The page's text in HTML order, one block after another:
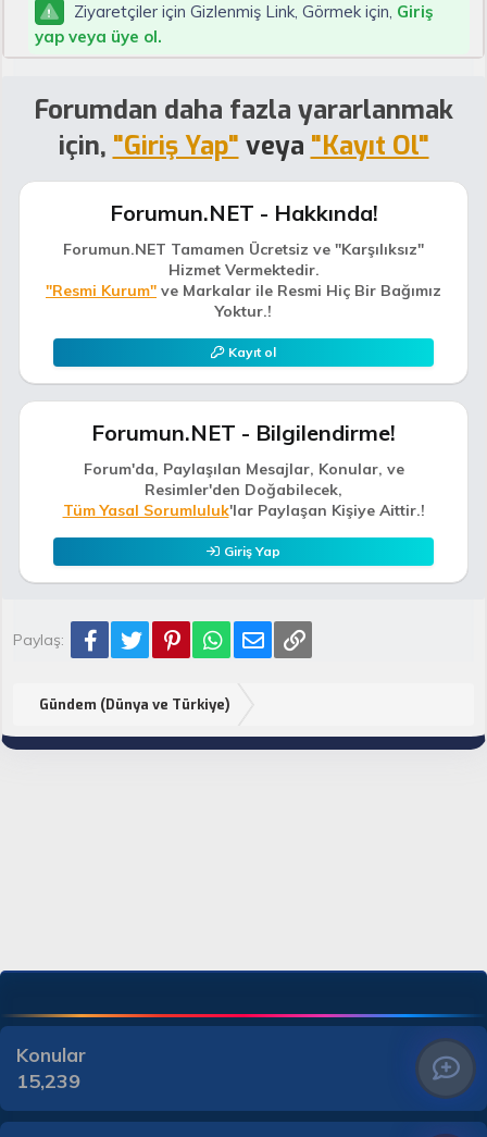
Ziyaretçiler için Gizlenmiş Link, Görmek için, Giriş
yap veya üye ol.
Forumdan daha fazla yararlanmak
için, "Giriş Yap" veya "Kayıt Ol"
Forumun.NET - Hakkında!
Forumun.NET Tamamen Ücretsiz ve "Karşılıksız"
Hizmet Vermektedir.
"Resmi Kurum" ve Markalar ile Resmi Hiç Bir Bağımız
Yoktur.!
Kayıt ol
Forumun.NET - Bilgilendirme!
Forum'da, Paylaşılan Mesajlar, Konular, ve
Resimler'den Doğabilecek,
Tüm Yasal Sorumluluk'lar Paylaşan Kişiye Aittir.!
Giriş Yap
Paylaş: Facebook
Twitter PinterestWhatsApp
E-posta
Gündem (Dünya ve Türkiye)
Konular
15,239